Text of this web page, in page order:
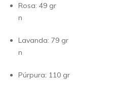
Rosa: 49 gr
n
Lavanda: 79 gr
n
Púrpura: 110 gr